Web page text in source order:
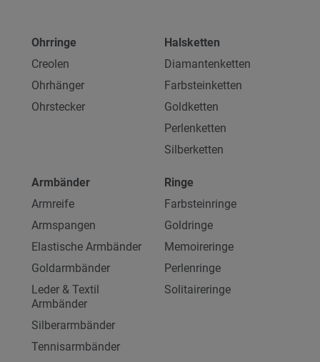
Ohrringe
Creolen
Ohrhänger
Ohrstecker
Halsketten
Diamantenketten
Farbsteinketten
Goldketten
Perlenketten
Silberketten
Armbänder
Armreife
Armspangen
Elastische Armbänder
Goldarmbänder
Leder & Textil
Armbänder
Silberarmbänder
Tennisarmbänder
Ringe
Farbsteinringe
Goldringe
Memoireringe
Perlenringe
Solitaireringe